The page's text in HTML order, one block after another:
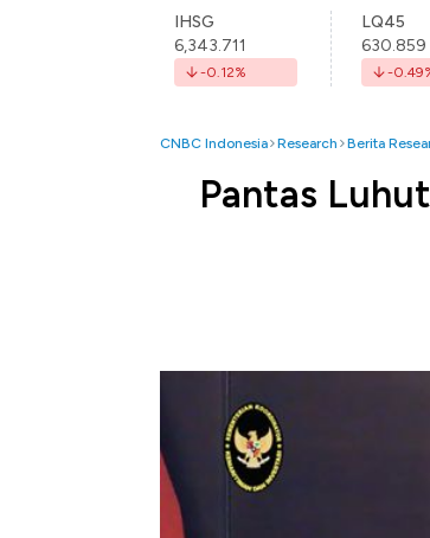
IHSG
6,343.711
-0.12%
LQ45
630.859
-0.49
CNBC Indonesia Research Berita
Pantas